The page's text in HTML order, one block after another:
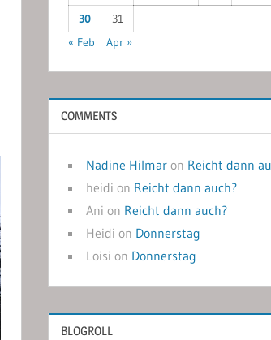
30
31
« Feb
Apr »
COMMENTS
Nadine Hilmar on Reicht dann
heidi on Reicht dann auch?
Ani on Reicht dann auch?
Heidi on Donnerstag
Loisi on Donnerstag
BLOGROLL